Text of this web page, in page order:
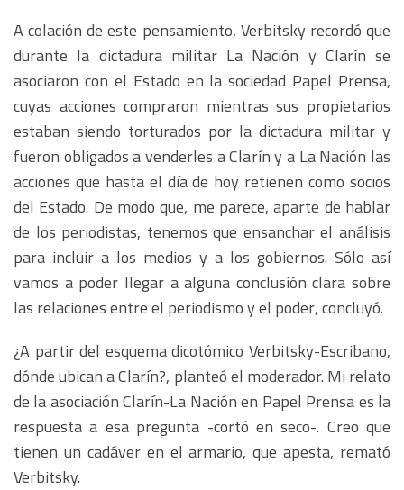
A colación de este pensamiento, Verbitsky recordó que
durante la dictadura militar La Nación y Clarín se
asociaron con el Estado en la sociedad Papel Prensa,
cuyas acciones compraron mientras sus propietarios
estaban siendo torturados por la dictadura militar y
fueron obligados a venderles a Clarín y a La Nación las
acciones que hasta el día de hoy retienen como socios
del Estado. De modo que, me parece, aparte de hablar
de los periodistas, tenemos que ensanchar el análisis
para incluir a los medios y a los gobiernos. Sólo así
vamos a poder llegar a alguna conclusión clara sobre
las relaciones entre el periodismo y el poder, concluyó.
¿A partir del esquema dicotómico Verbitsky-Escribano,
dónde ubican a Clarín?, planteó el moderador. Mi relato
de la asociación Clarín-La Nación en Papel Prensa es la
respuesta a esa pregunta -cortó en seco-. Creo que
tienen un cadáver en el armario, que apesta, remató
Verbitsky.